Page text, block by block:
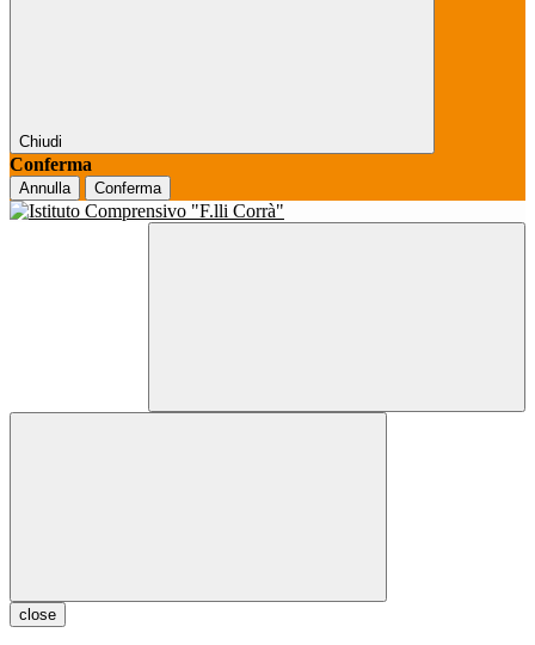
Chiudi
Conferma
Annulla Conferma
close